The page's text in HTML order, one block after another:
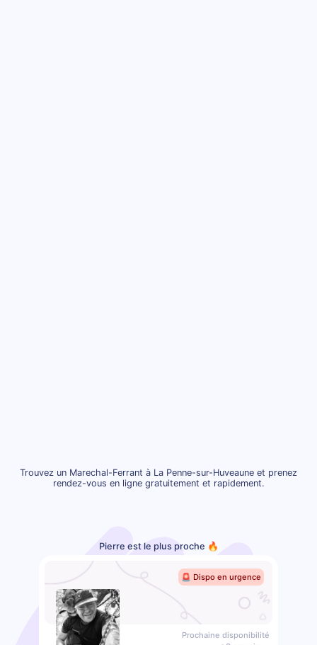
Trouvez un Marechal-Ferrant à La Penne-sur-Huveaune et prenez
rendez-vous en ligne gratuitement et rapidement.
Pierre est le plus proche 🔥
🚨 Dispo en urgence
Prochaine disponibilité